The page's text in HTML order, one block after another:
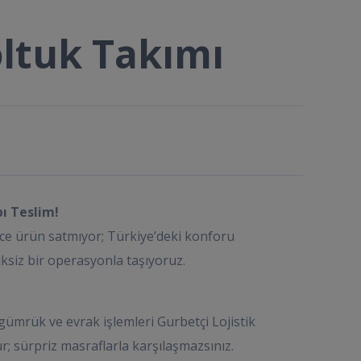
Takımı
Teslim!
ürün satmıyor; Türkiye’deki konforu
bir operasyonla taşıyoruz.
ve evrak işlemleri Gurbetçi Lojistik
sürpriz masraflarla karşılaşmazsınız.